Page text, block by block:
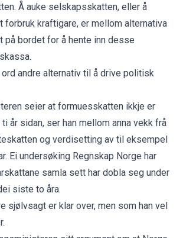
Å auke selskapsskatten, eller å
forbruk kraftigare, er mellom alternativa
på bordet for å hente inn desse
andre alternativ til å drive politisk
seier at formuesskatten ikkje er
år sidan, ser han mellom anna vekk frå
og verdisetting av til eksempel
Ei undersøking Regnskap Norge har
samla sett har dobla seg under
siste to åra.
sjølvsagt er klar over, men som han vel